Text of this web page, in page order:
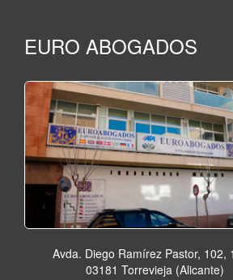
EURO ABOGADOS
Avda. Diego Ramírez Pastor, 102,
03181 Torrevieja (Alicante)